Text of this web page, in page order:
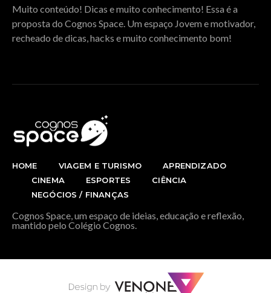
Muito conteúdo! Dicas e muito conhecimento! Essa é a
proposta do Cognos Space. Um espaço Jovem e motivador,
recheado de dicas, hacks e muito conhecimento bom!
HOME VIAGEM E TURISMO
APRENDIZADO
CINEMA
ESPORTES
CIÊNCIA
NEGÓCIOS / FINANÇAS
Cognos Space, um espaço de ideias, educação e reflexão,
mantido pelo Colégio Cognos.